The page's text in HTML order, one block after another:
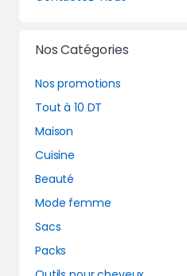
Nos Catégories
Nos promotions
Tout à 10 DT
Maison
Cuisine
Beauté
Mode femme
Sacs
Packs